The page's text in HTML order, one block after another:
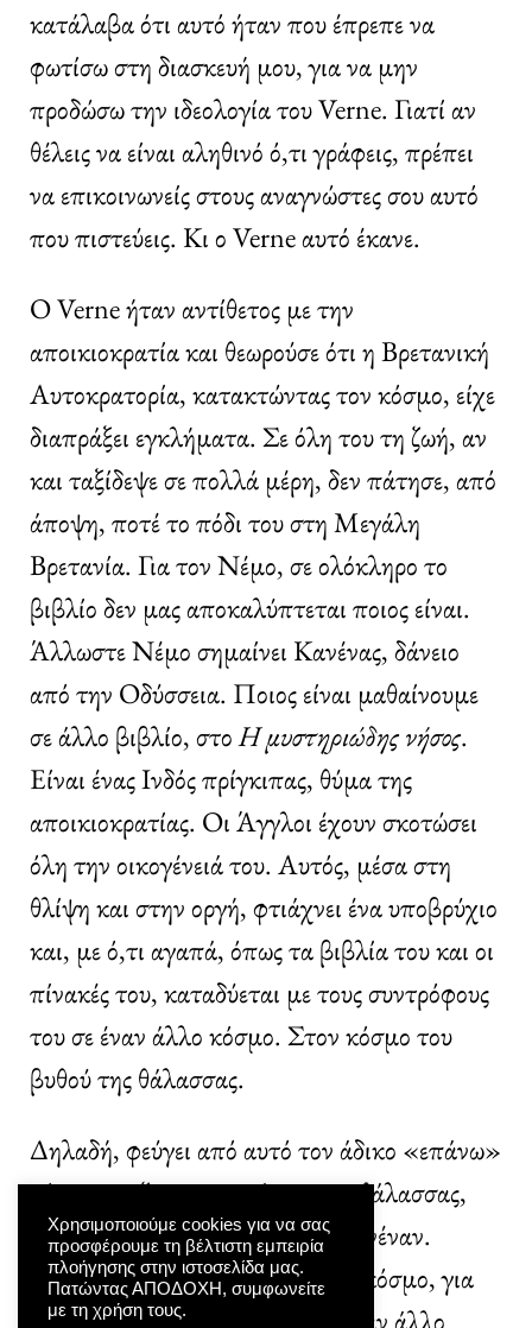
κατάλαβα ότι αυτό ήταν που έπρεπε να
φωτίσω στη διασκευή μου, για να μην
προδώσω την ιδεολογία του Verne. Γιατί αν
θέλεις να είναι αληθινό ό,τι γράφεις, πρέπει
να επικοινωνείς στους αναγνώστες σου αυτό
που πιστεύεις. Κι ο Verne αυτό έκανε.
Ο Verne ήταν αντίθετος με την
αποικιοκρατία και θεωρούσε ότι η Βρετανική
Αυτοκρατορία, κατακτώντας τον κόσμο, είχε
διαπράξει εγκλήματα. Σε όλη του τη ζωή, αν
και ταξίδεψε σε πολλά μέρη, δεν πάτησε, από
άποψη, ποτέ το πόδι του στη Μεγάλη
Βρετανία. Για τον Νέμο, σε ολόκληρο το
βιβλίο δεν μας αποκαλύπτεται ποιος είναι.
Άλλωστε Νέμο σημαίνει Κανένας, δάνειο
από την Οδύσσεια. Ποιος είναι μαθαίνουμε
σε άλλο βιβλίο, στοΗ μυστηριώδης νήσος.
Είναι ένας Ινδός πρίγκιπας, θύμα της
αποικιοκρατίας. Οι Άγγλοι έχουν σκοτώσει
όλη την οικογένειά του. Αυτός, μέσα στη
θλίψη και στην οργή, φτιάχνει ένα υποβρύχιο
και, με ό,τι αγαπά, όπως τα βιβλία του και οι
πίνακές του, καταδύεται με τους συντρόφους
του σε έναν άλλο κόσμο. Στον κόσμο του
βυθού της θάλασσας.
Δηλαδή, φεύγει από αυτό τον άδικο «επάνω»
κόσμο και ζει στον «κάτω» της θάλασσας,
στη φύση που ποτέ δεν αδικεί κανέναν.
Γίνεται ο Κανένας, για αυτό τον κόσμο, για
να παραμείνει ο εαυτός του σε έναν άλλο
Χρησιμοποιούμε cookies για να σας
προσφέρουμε τη βέλτιστη εμπειρία
πλοήγησης στην ιστοσελίδα μας.
Πατώντας ΑΠΟΔΟΧΗ, συμφωνείτε
με τη χρήση τους.